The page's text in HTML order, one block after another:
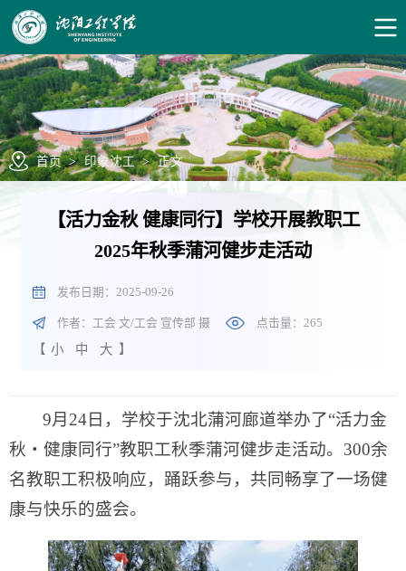
首页 > 印象沈工 > 正文
【活力金秋 健康同行】学校开展教职工
2025年秋季蒲河健步走活动
发布日期：2025-09-26
作者：工会 文/工会 宣传部 摄 点击量： 265
【 小 中 大 】
9月24日，学校于沈北蒲河廊道举办了“活力金
秋・健康同行”教职工秋季蒲河健步走活动。300余
名教职工积极响应，踊跃参与，共同畅享了一场健
康与快乐的盛会。